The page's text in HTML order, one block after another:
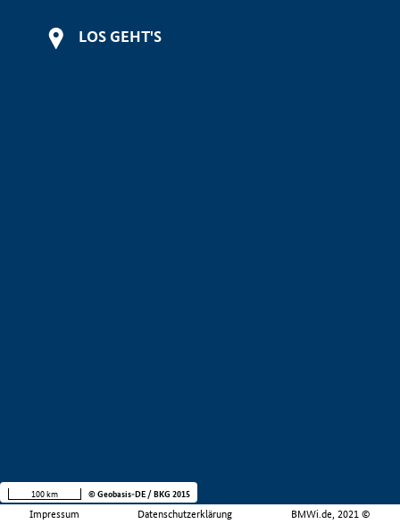
LOS GEHT'S
Impressum Datenschutzerklärung BMWi.de, 2021 ©
100 km © Geobasis-DE / BKG 2015